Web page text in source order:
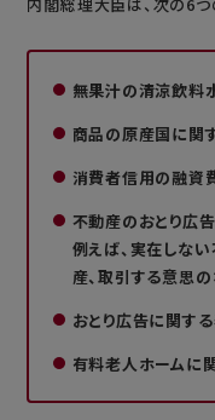
無果汁の清涼飲料
商品の原産国に関
消費者信用の融資
不動産のおとり広
例えば、実在しな
産、取引する意思
おとり広告に関す
有料老人ホームに